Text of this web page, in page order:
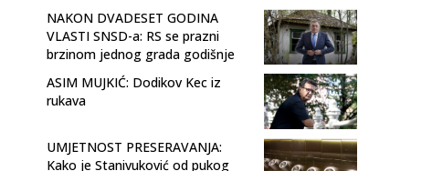
NAKON DVADESET GODINA
VLASTI SNSD-a: RS se prazni
brzinom jednog grada godišnje
ASIM MUJKIĆ: Dodikov Kec iz
rukava
UMJETNOST PRESERAVANJA:
Kako je Stanivuković od pukog